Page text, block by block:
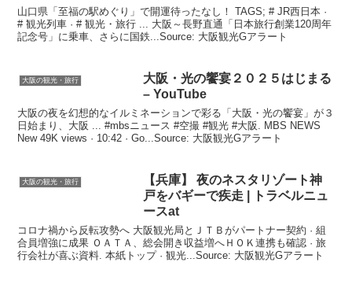
山口県「至福の駅めぐり」で開運待ったなし！ TAGS; # JR西日本 ·
# 観光列車 · # 観光・旅行 ... 大阪～長野直通「日本旅行創業120周年
記念号」に乗車、さらに国鉄...Source: 大阪観光Gアラート
大阪の観光・旅行 大阪 ・光の饗宴２０２５はじまる
– YouTube
大阪の夜を幻想的なイルミネーションで彩る「大阪・光の饗宴」が３
日始まり、大阪 ... #mbsニュース #空撮 #観光 #大阪. MBS NEWS
New 49K views · 10:42 · Go...Source: 大阪観光Gアラート
大阪の観光・旅行
【兵庫】 夜のネスタリゾート神
戸をバギーで疾走 | トラベルニュ
ースat
コロナ禍から反転攻勢へ 大阪観光局とＪＴＢがパートナー契約 · 組
合員増強に成果 ＯＡＴＡ、総会開き収益増へＨＯＫ連携も確認 · 旅
行会社が喜ぶ資料. 本紙トップ · 観光...Source: 大阪観光Gアラート